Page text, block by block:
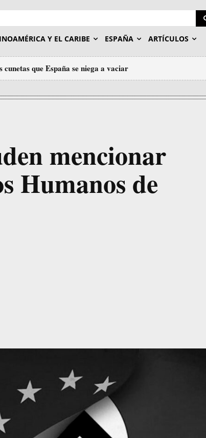
Y EL CARIBE ESPAÑA ARTÍCULOS
cunetas que España se niega a vaciar
mencionar
Humanos de